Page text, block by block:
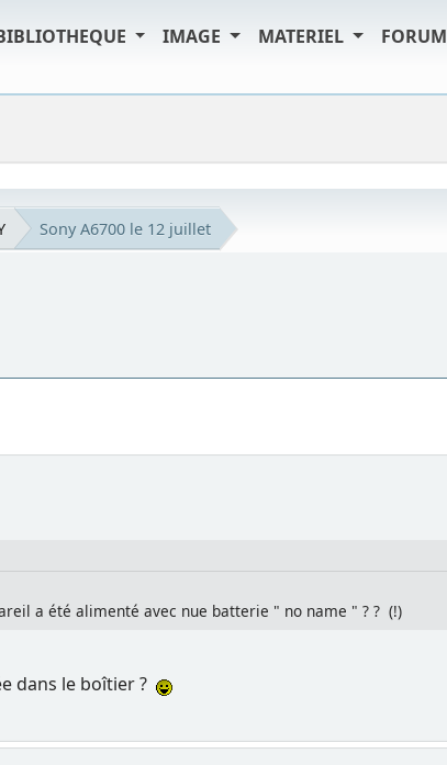
IMAGE MATERIEL FORUM
Sony A6700 le 12 juillet
a été alimenté avec nue batterie " no name " ? ? (!)
dans le boîtier ?